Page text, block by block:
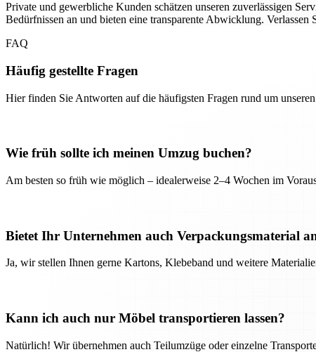
Private und gewerbliche Kunden schätzen unseren zuverlässigen
Bedürfnissen an und bieten eine transparente Abwicklung.
FAQ
Häufig gestellte Fragen
Hier finden Sie Antworten auf die häufigsten Fragen rund um
Wie früh sollte ich meinen Umzug buchen?
Am besten so früh wie möglich – idealerweise 2–4 Wochen im
Bietet Ihr Unternehmen auch Verpackungsmaterial
Ja, wir stellen Ihnen gerne Kartons, Klebeband und weitere
Kann ich auch nur Möbel transportieren lassen?
Natürlich! Wir übernehmen auch Teilumzüge oder einzelne